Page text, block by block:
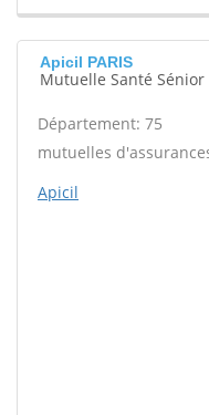
Apicil PARIS
Mutuelle Santé Sénior
Département: 75
mutuelles
Apicil